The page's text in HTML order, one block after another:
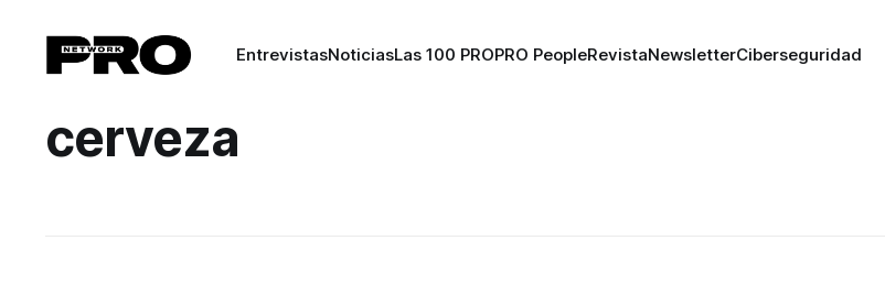
EntrevistasNoticiasLas 100 PROPRO PeopleRevistaNewsletterCiberseguridad
cerveza